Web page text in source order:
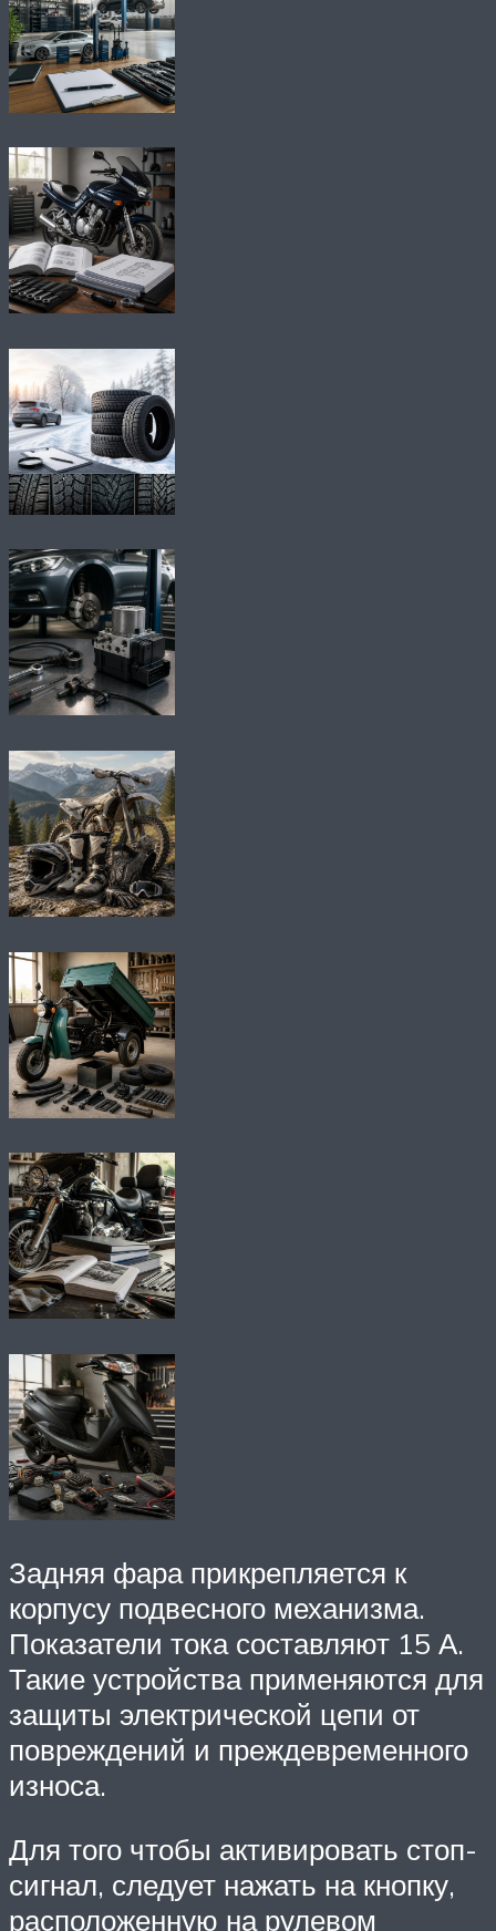
Задняя фара прикрепляется к
корпусу подвесного механизма.
Показатели тока составляют 15 А.
Такие устройства применяются для
защиты электрической цепи от
повреждений и преждевременного
износа.
Для того чтобы активировать стоп-
сигнал, следует нажать на кнопку,
расположенную на рулевом